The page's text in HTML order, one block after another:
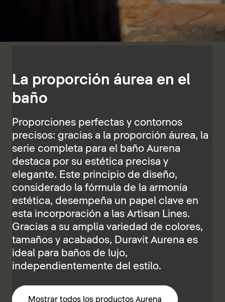
La proporción áurea en el
baño
Proporciones perfectas y contornos
precisos: gracias a la proporción áurea, la
serie completa para el baño Aurena
destaca por su estética precisa y
elegante. Este principio de diseño,
considerado la fórmula de la armonía
estética, desempeña un papel clave en
esta incorporación a las Artisan Lines.
Gracias a su amplia variedad de colores,
tamaños y acabados, Duravit Aurena es
ideal para baños de lujo,
independientemente del estilo.
Mostrar todos los productos Aurena